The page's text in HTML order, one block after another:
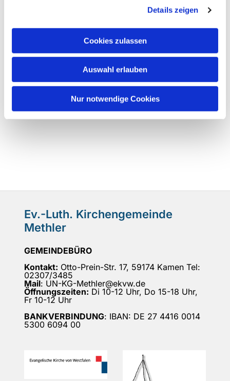
Details zeigen
Cookies zulassen
Auswahl erlauben
Nur notwendige Cookies
Ev.-Luth. Kirchengemeinde
Methler
GEMEINDEBÜRO
Kontakt: Otto-Prein-Str. 17, 59174 Kamen Tel:
02307/3485
Mail: UN-KG-Methler@ekvw.de
Öffnungszeiten: Di 10-12 Uhr, Do 15-18 Uhr,
Fr 10-12 Uhr
BANKVERBINDUNG: IBAN: DE 27 4416 0014
5300 6094 00